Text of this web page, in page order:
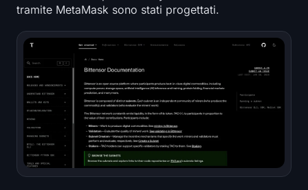
tramite MetaMask sono stati progettati.